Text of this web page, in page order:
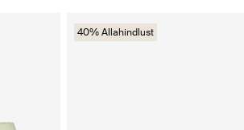
40% Allahindlust